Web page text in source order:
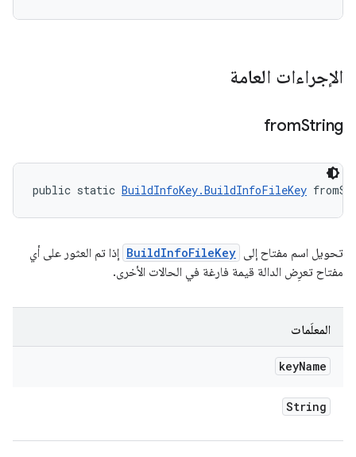
الإجراءات العامة
fromString
public static BuildInfoKey.BuildInfoFileKey
تحويل اسم مفتاح إلى BuildInfoFileKey إذا تم العثور على أي
مفتاح تعرِض الدالة قيمة فارغة في الحالات الأخرى.
المعلَمات
keyName
String